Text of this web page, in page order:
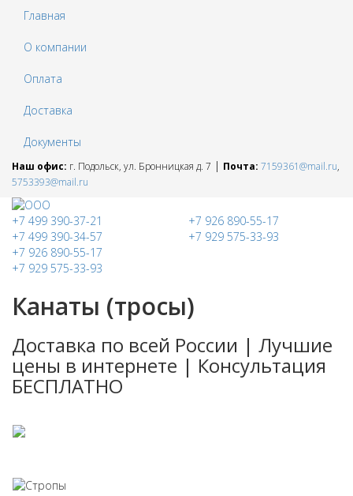
Главная
О компании
Оплата
Доставка
Документы
Наш офис: г. Подольск, ул. Бронницкая д. 7 | Почта: 7159361@mail.ru,
5753393@mail.ru
+7 499 390-37-21
+7 499 390-34-57
+7 926 890-55-17
+7 929 575-33-93
+7 926 890-55-17
+7 929 575-33-93
Канаты (тросы)
Доставка по всей России | Лучшие
цены в интернете | Консультация
БЕСПЛАТНО